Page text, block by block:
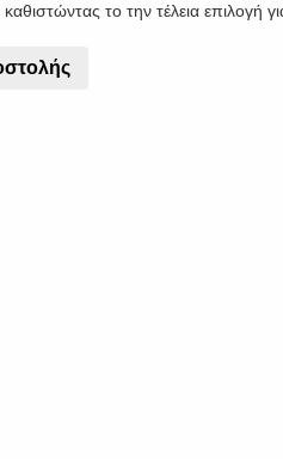
καθιστώντας το την τέλεια επιλογή